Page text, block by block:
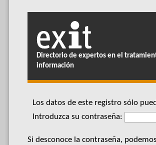
Directorio de expertos en el
información
Los datos de este registro sólo
Introduzca su contraseña:
Si desconoce la contraseña,